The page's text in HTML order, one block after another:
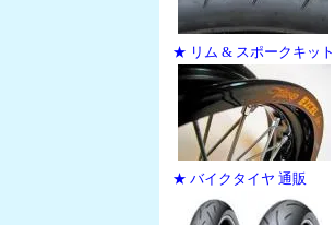
★ リム & スポークキット
★ バイクタイヤ 通販